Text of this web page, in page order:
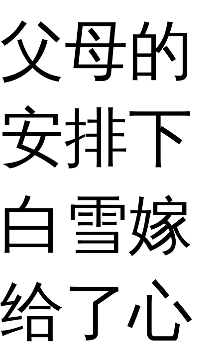
父母的
安排下
白雪嫁
给了心